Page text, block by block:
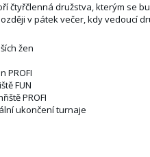
čtyřčlenná družstva, kterým se
v pátek večer, kdy vedoucí
žen
PROFI
FUN
PROFI
ukončení turnaje